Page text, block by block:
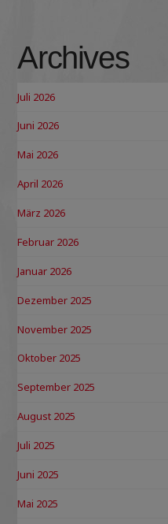
Archives
Juli 2026
Juni 2026
Mai 2026
April 2026
März 2026
Februar 2026
Januar 2026
Dezember 2025
November 2025
Oktober 2025
September 2025
August 2025
Juli 2025
Juni 2025
Mai 2025